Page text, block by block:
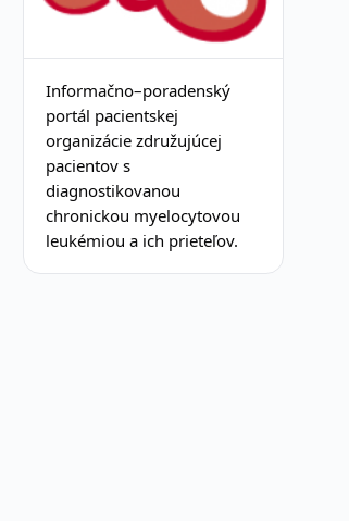
Informačno–poradenský
portál pacientskej
organizácie združujúcej
pacientov s
diagnostikovanou
chronickou myelocytovou
leukémiou a ich prieteľov.